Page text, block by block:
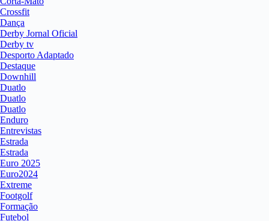
Crossfit
Dança
Derby Jornal Oficial
Derby tv
Desporto Adaptado
Destaque
Downhill
Duatlo
Duatlo
Duatlo
Enduro
Entrevistas
Estrada
Estrada
Euro 2025
Euro2024
Extreme
Footgolf
Formação
Futebol